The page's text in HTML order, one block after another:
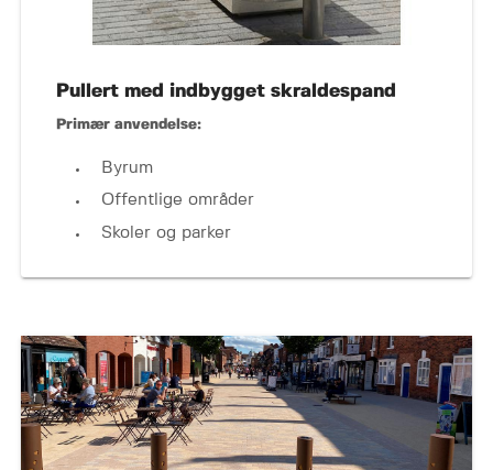
Pullert med indbygget skraldespand
Primær anvendelse:
Byrum
Offentlige områder
Skoler og parker